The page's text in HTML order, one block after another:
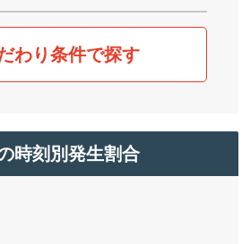
わり条件で探す
時刻別発生割合